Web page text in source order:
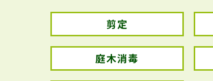
剪定
庭木消毒